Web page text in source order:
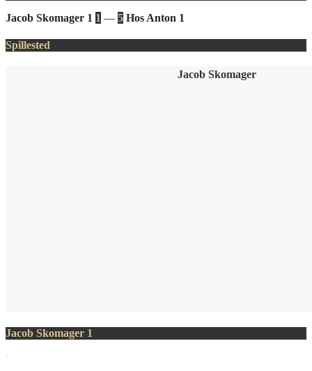
Jacob Skomager 1 1 — 5 Hos Anton 1
Spillested
Jacob Skomager
Jacob Skomager 1